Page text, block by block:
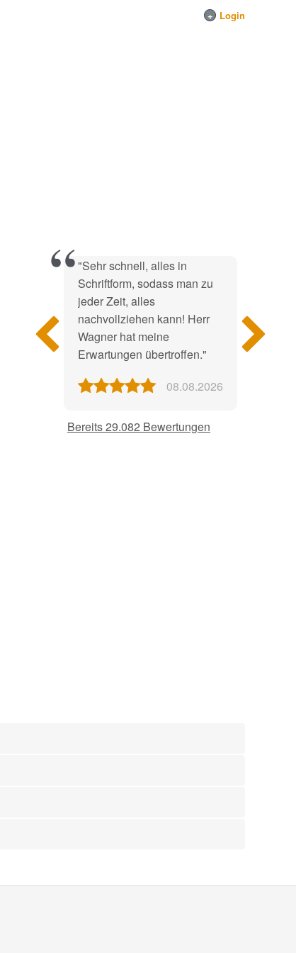
+ Login
"Sehr schnell, alles in
Schriftform, sodass man zu
jeder Zeit, alles
nachvollziehen kann! Herr
Wagner hat meine
Erwartungen übertroffen."
08.08.2026
Bereits 29.082 Bewertungen